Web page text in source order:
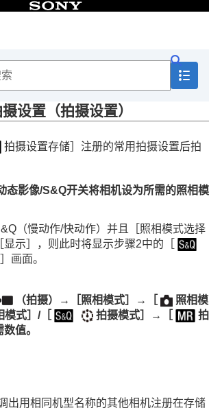
目录
功能
的功能（我的转盘设置
）
机设置
存储
的拍摄设置（
到“我的菜单”
像和动态影像调节相机设置
盘的功能
设置（拍摄设置）
拍摄设置存储］ 注册的常用拍摄设置后拍
态影像/S&Q开关将相机设为所需的照相模
（慢动作/快动作）并且
［照相模式选择
显示］ ，则此时将显示步骤2中的
画面。
（拍摄）→ ［照相模式］ →
照相模
模式］ /［ 拍摄模式］ →
拍
值。
出用相同机型名称的其他相机注册在存储